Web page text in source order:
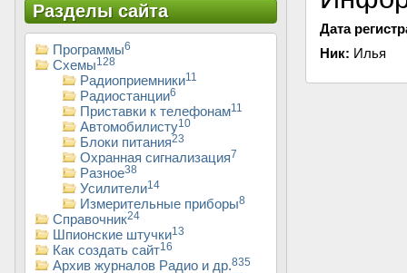
Дата
Ник: Илья
Разделы сайта
Программы6
Схемы128
Радиоприемники11
Радиостанции6
Приставки к телефонам11
Автомобилисту10
Блоки питания23
Охранная сигнализация7
Разное38
Усилители14
Измерительные приборы8
Справочник24
Шпионские штучки13
Как создать сайт16
Архив журналов Радио и др.835